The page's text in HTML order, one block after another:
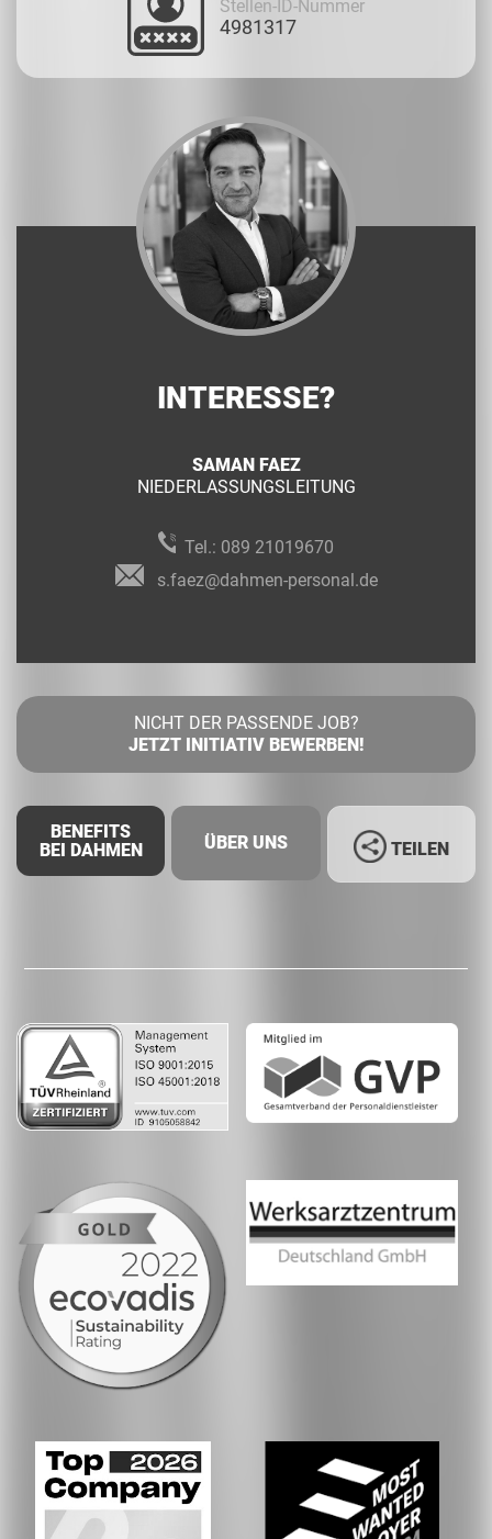
Stellen-ID-Nummer
4981317
INTERESSE?
SAMAN FAEZ
NIEDERLASSUNGSLEITUNG
Tel.: 089 21019670
s.faez@dahmen-personal.de
NICHT DER PASSENDE JOB?
JETZT INITIATIV BEWERBEN!
BENEFITS
BEI DAHMEN
ÜBER UNS
Whatsapp
TEILEN